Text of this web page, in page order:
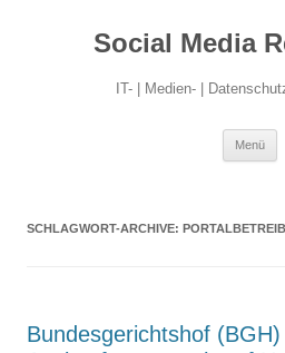
Social Media
IT- | Medien- |
Menü
SCHLAGWORT-ARCHIVE:
Bundesgerichtshof